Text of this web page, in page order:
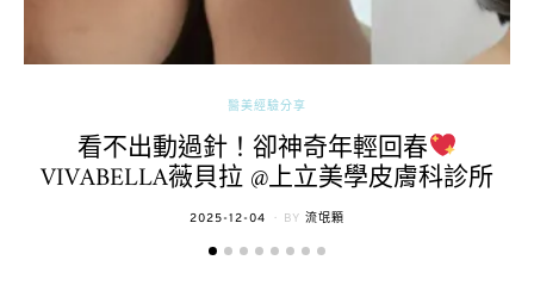
醫美經驗分享
看不出動過針！卻神奇年輕回春
VIVABELLA薇貝拉 @上立美學皮膚科診所
POSTED
2025-12-04 BY 流氓顆